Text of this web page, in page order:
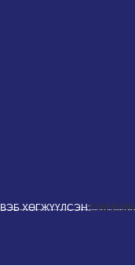
ВЭБ ХӨГЖҮҮЛСЭН:EWEB.MN